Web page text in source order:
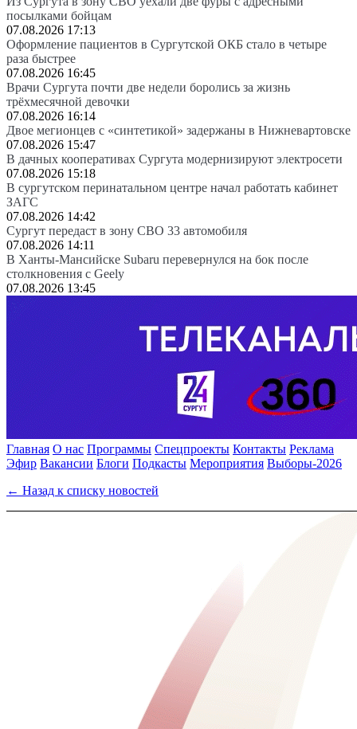
посылками бойцам
07.08.2026 17:13
Оформление пациентов в Сургутской ОКБ стало в четыре
раза быстрее
07.08.2026 16:45
Врачи Сургута почти две недели боролись за жизнь
трёхмесячной девочки
07.08.2026 16:14
Двое мегионцев с «синтетикой» задержаны в Нижневартовске
07.08.2026 15:47
В дачных кооперативах Сургута модернизируют электросети
07.08.2026 15:18
В сургутском перинатальном центре начал работать кабинет
ЗАГС
07.08.2026 14:42
Сургут передаст в зону СВО 33 автомобиля
07.08.2026 14:11
В Ханты-Мансийске Subaru перевернулся на бок после
столкновения с Geely
07.08.2026 13:45
Главная О нас Программы Спецпроекты Контакты Реклама
Эфир Вакансии Блоги Подкасты Мероприятия Выборы-2026
← Назад к списку новостей